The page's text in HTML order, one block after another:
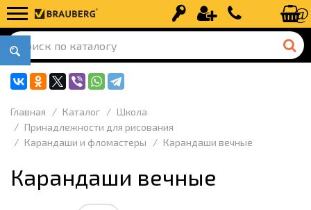
Вход Регистрация+7 (499) 110-
Главная Каталог
Школа
Принадлежности для рисования
Карандаши и фломастеры
Карандаши вечные
Карандаши вечные